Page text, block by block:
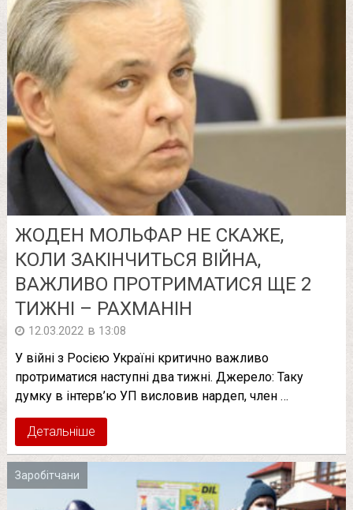
ЖОДЕН МОЛЬФАР НЕ СКАЖЕ,
КОЛИ ЗАКІНЧИТЬСЯ ВІЙНА,
ВАЖЛИВО ПРОТРИМАТИСЯ ЩЕ 2
ТИЖНІ – РАХМАНІН
12.03.2022 в 13:08
У війні з Росією Україні критично важливо
протриматися наступні два тижні. Джерело: Таку
думку в інтерв’ю УП висловив нардеп, член …
Детальніше
Заробітчани